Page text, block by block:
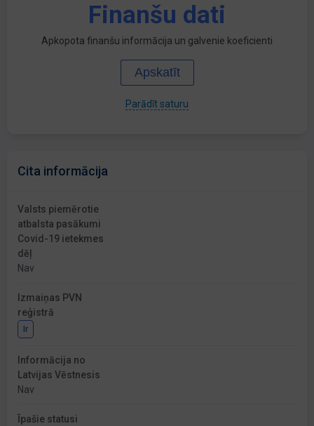
Finanšu dati
Apkopota finanšu informācija un galvenie koeficienti
Apskatīt
Parādīt saturu
Cita informācija
Valsts piemērotie
atbalsta pasākumi
Covid-19 ietekmes
dēļ
Nav
Izmaiņas PVN
reģistrā
Ir
Informācija no
Latvijas Vēstnesis
Nav
Īpašie statusi